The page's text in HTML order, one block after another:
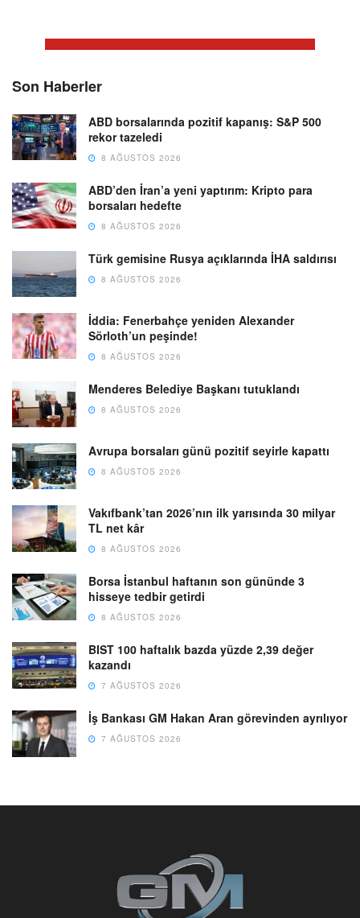
Son Haberler
ABD borsalarında pozitif kapanış: S&P 500
rekor tazeledi
8 AĞUSTOS 2026
ABD’den İran’a yeni yaptırım: Kripto para
borsaları hedefte
8 AĞUSTOS 2026
Türk gemisine Rusya açıklarında İHA saldırısı
8 AĞUSTOS 2026
İddia: Fenerbahçe yeniden Alexander
Sörloth’un peşinde!
8 AĞUSTOS 2026
Menderes Belediye Başkanı tutuklandı
8 AĞUSTOS 2026
Avrupa borsaları günü pozitif seyirle kapattı
8 AĞUSTOS 2026
Vakıfbank’tan 2026’nın ilk yarısında 30 milyar
TL net kâr
8 AĞUSTOS 2026
Borsa İstanbul haftanın son gününde 3
hisseye tedbir getirdi
8 AĞUSTOS 2026
BIST 100 haftalık bazda yüzde 2,39 değer
kazandı
7 AĞUSTOS 2026
İş Bankası GM Hakan Aran görevinden ayrılıyor
7 AĞUSTOS 2026